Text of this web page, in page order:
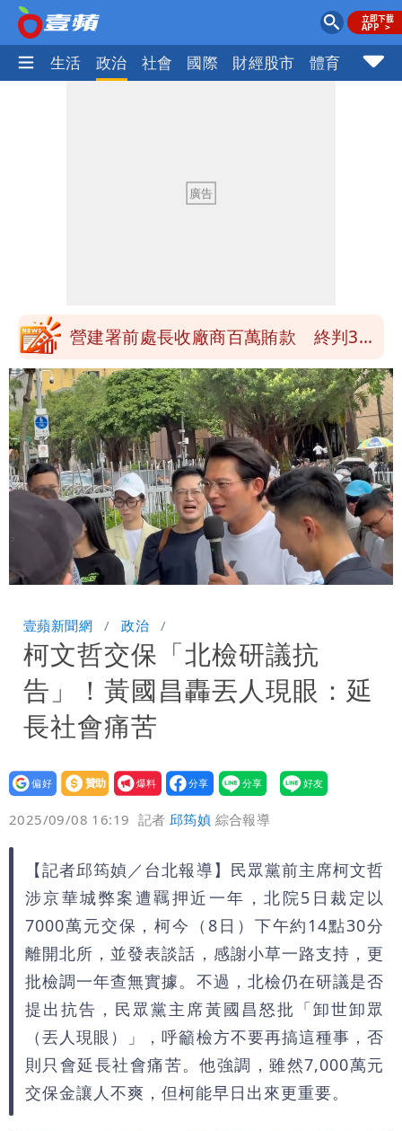
尚 生活 政治 社會 國際 財經股市 體育 壹蘋
慈濟買BNT遭詐10億元 蔡英文：政府
團有機會詐騙慈濟的就是民進黨
營建署前處長收廠商百萬賄款 終判3年
8月將入監
高鐵「半導體列車」開跑！1招可拿優惠
券
慈濟買BNT遭詐10億元 蔡英文：政府
很多謹慎判斷當時未被理解
Unmute Loaded:
100.00%
壹蘋新聞網 政治
柯文哲交保「北檢研議抗
告」！黃國昌轟丟人現眼：延
長社會痛苦
設為
贊助
我要
爆料
2025/09/08 16:19 記者邱筠媜 綜合報導
【記者邱筠媜／台北報導】民眾黨前主席柯文哲
涉京華城弊案遭羈押近一年，北院5日裁定以
7000萬元交保，柯今（8日）下午約14點30分
離開北所，並發表談話，感謝小草一路支持，更
批檢調一年查無實據。不過，北檢仍在研議是否
提出抗告，民眾黨主席黃國昌怒批「卸世卸眾
（丟人現眼）」，呼籲檢方不要再搞這種事，否
則只會延長社會痛苦。他強調，雖然7,000萬元
交保金讓人不爽，但柯能早日出來更重要。